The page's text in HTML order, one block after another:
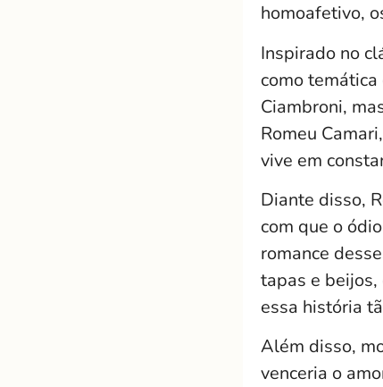
homoafetivo,
Inspirado no
como
Ciambroni,
Romeu
vive em
Diante disso,
com que o
romance
tapas e
essa história
Além disso,
venceria o